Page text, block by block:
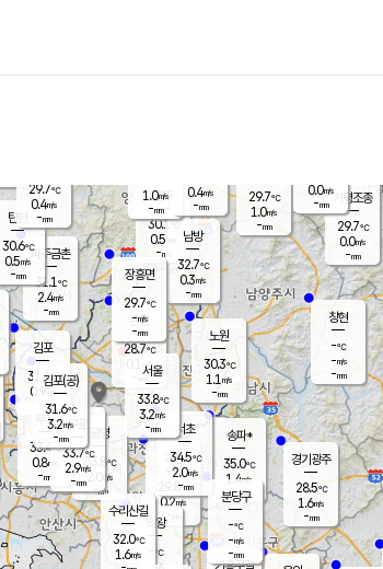
양주
30.1℃
0.5
-mm
과천
29.8℃
0.2m/s
- mm
경기광주
28.5℃
1.6m/s
-mm
파주금촌
31.1℃
2.4m/s
-mm
가평조종
29.7℃
0.0m/s
-mm
29.7℃
1.0m/s
-mm
창현
-℃
-m/s
-mm
탄현
30.6℃
0.5m/s
-mm
0.0m/s
-mm
의왕
- ℃
m/s
김포
31.4℃
0.9 m/s
mm
광명
33.8 ℃
2.0 m/s
-mm
부천
33.4℃
0.8m/s
-mm
구로
33.7℃
2.9m/s
-mm
은평
28.7℃
0.1 m/s
- mm
노원
30.3℃
1.1 m/s
-mm
송파*
35.0℃
1.4m/s
-mm
서초
34.5℃
2.0m/s
-mm
남방
32.7℃
0.3m/s
-mm
기흥구갈
수리산길
32.0℃
1.6m/s
분당구
-℃
-m/s
-mm
장흥면
29.7℃
-m/s
-mm
1.0m/s
-mm
김포(공)
31.6℃
3.2m/s
-mm
서울
33.8℃
3.2m/s
-mm
29.7℃
0.4m/s
-mm
0.4m/s
-mm